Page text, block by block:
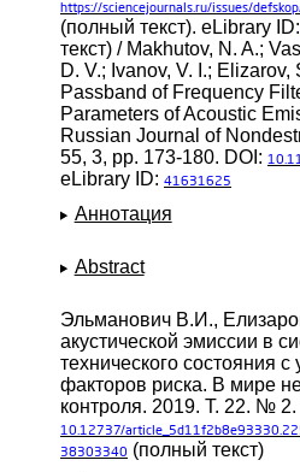
https://sciencejournals.ru/issues/
(полный текст). eLibrary ID:
текст) / Makhutov, N. A.;
D. V.; Ivanov, V. I.;
Passband of Frequency
Parameters of Acoustic
Russian Journal of
55, 3, pp. 173-180. DOI:
eLibrary ID: 41631625
Аннотация
Abstract
Эльманович В.И.,
акустической эмиссии в
технического состояния с
факторов риска. В мире
контроля. 2019. Т. 22. №
10.12737/
38303340 (полный текст)